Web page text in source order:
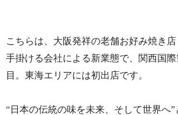
こちらは、大阪発祥の老舗お好み焼き
手掛ける会社による新業態で、 関西国
目。東海エリアには初出店です。
“日本の伝統の味を未来、そして世界へ”